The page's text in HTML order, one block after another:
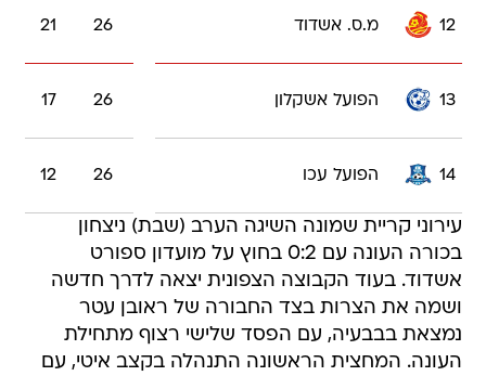
12 מ.ס. אשדוד 26
21
13 הפועל אשקלון 26
17
14 הפועל עכו 26
12
עירוני קריית שמונה השיגה הערב (שבת) ניצחון
בכורה העונה עם 0:2 בחוץ על מועדון ספורט
אשדוד. בעוד הקבוצה הצפונית יצאה לדרך חדשה
ושמה את הצרות בצד החבורה של ראובן עטר
נמצאת בבבעיה, עם הפסד שלישי רצוף מתחילת
העונה. המחצית הראשונה התנהלה בקצב איטי, עם